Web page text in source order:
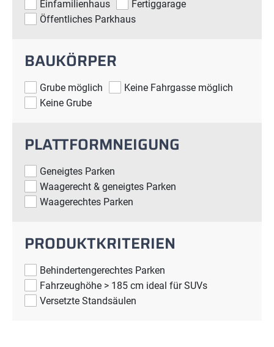
Einfamilienhaus
Fertiggarage
Öffentliches Parkhaus
BAUKÖRPER
Grube möglich
Keine Fahrgasse möglich
Keine Grube
PLATTFORMNEIGUNG
Geneigtes Parken
Waagerecht & geneigtes Parken
Waagerechtes Parken
PRODUKTKRITERIEN
Behindertengerechtes Parken
Fahrzeughöhe > 185 cm ideal für SUVs
Versetzte Standsäulen